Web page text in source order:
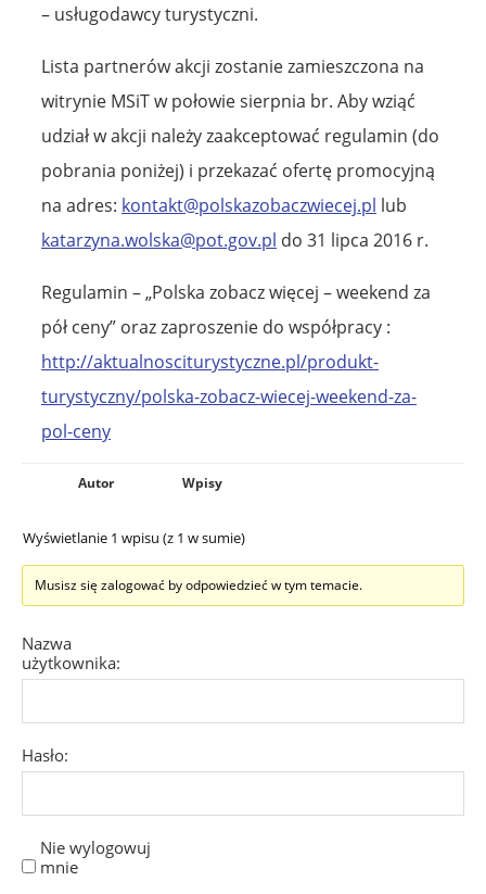
– usługodawcy turystyczni.
Lista partnerów akcji zostanie zamieszczona na
witrynie MSiT w połowie sierpnia br. Aby wziąć
udział w akcji należy zaakceptować regulamin (do
pobrania poniżej) i przekazać ofertę promocyjną
na adres: kontakt@polskazobaczwiecej.pl lub
katarzyna.wolska@pot.gov.pl do 31 lipca 2016 r.
Regulamin – „Polska zobacz więcej – weekend za
pół ceny” oraz zaproszenie do współpracy :
http://aktualnosciturystyczne.pl/produkt-
turystyczny/polska-zobacz-wiecej-weekend-za-
pol-ceny
Autor Wpisy
Wyświetlanie 1 wpisu (z 1 w sumie)
Musisz się zalogować by odpowiedzieć w tym temacie.
Nazwa
użytkownika:
Hasło:
Nie wylogowuj
mnie